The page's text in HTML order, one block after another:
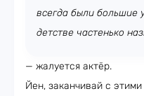
всегда были большие
детстве частенько
— жалуется актёр.
Йен, заканчивай с